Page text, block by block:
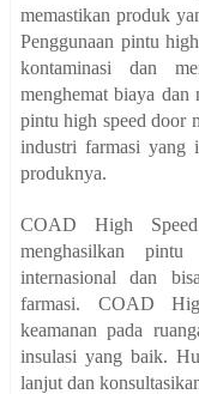
memastikan produk
Penggunaan pintu
kontaminasi dan
menghemat biaya dan
pintu high speed door
industri farmasi yang
produknya.
COAD High
menghasilkan
internasional dan
farmasi. COAD
keamanan pada
insulasi yang baik.
lanjut dan